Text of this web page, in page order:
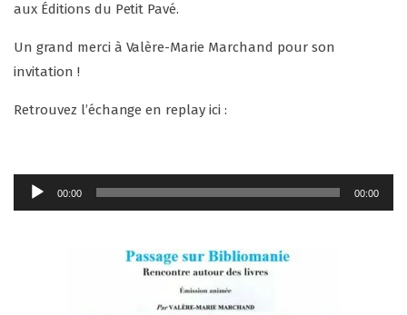
aux Éditions du Petit Pavé.
Un grand merci à Valère-Marie Marchand pour son
invitation !
Retrouvez l’échange en replay ici :
Lecteur
00:00 00:00